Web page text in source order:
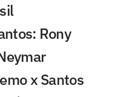
Rony
x Santos